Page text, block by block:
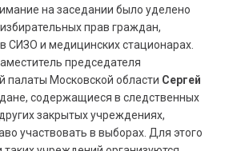
на заседании было уделено
прав граждан,
СИЗО и медицинских стационарах.
председателя
палаты Московской области Сергей
содержащиеся в следственных
закрытых учреждениях,
участвовать в выборах. Для этого